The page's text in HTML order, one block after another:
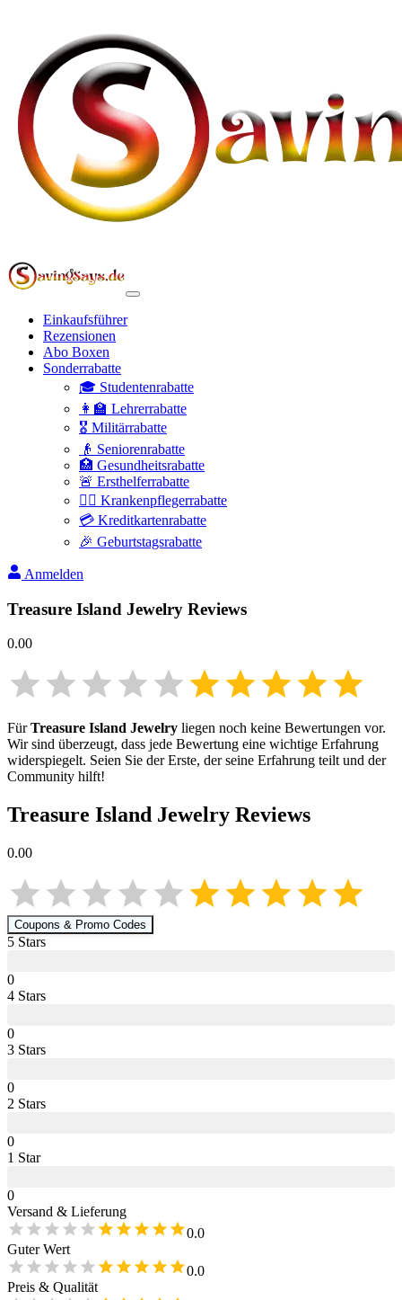
Einkaufsführer
Rezensionen
Abo Boxen
Sonderrabatte
🎓 Studentenrabatte
👩‍🏫 Lehrerrabatte
🎖️ Militärrabatte
👴 Seniorenrabatte
🏥 Gesundheitsrabatte
🚨 Ersthelferrabatte
👩‍⚕️ Krankenpflegerrabatte
💳 Kreditkartenrabatte
🎉 Geburtstagsrabatte
Anmelden
Treasure Island Jewelry Reviews
0.00
FürTreasure Island Jewelry liegen noch keine Bewertungen vor.
Wir sind überzeugt, dass jede Bewertung eine wichtige Erfahrung
widerspiegelt. Seien Sie der Erste, der seine Erfahrung teilt und der
Community hilft!
Treasure Island Jewelry Reviews
0.00
Coupons & Promo Codes
5 Stars
0
4 Stars
0
3 Stars
0
2 Stars
0
1 Star
0
Versand & Lieferung
0.0
Guter Wert
0.0
Preis & Qualität